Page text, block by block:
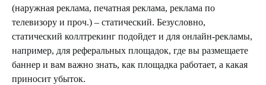
(наружная реклама, печатная реклама, реклама по
телевизору и проч.) – статический. Безусловно,
статический коллтрекинг подойдет и для онлайн-рекламы,
например, для реферальных площадок, где вы размещаете
баннер и вам важно знать, как площадка работает, а какая
приносит убыток.